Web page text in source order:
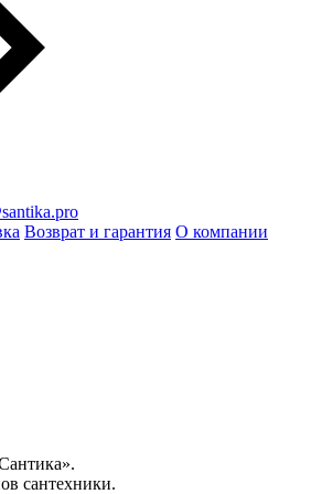
Возврат и гарантия О компании
сантехники.